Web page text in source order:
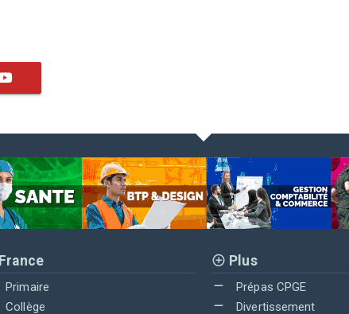
France
Primaire
Collège
Plus
Prépas CPGE
Divertissement